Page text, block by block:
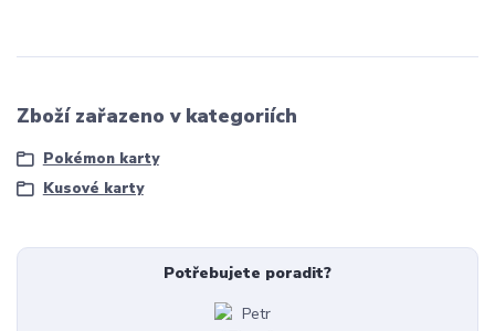
Zboží zařazeno v kategoriích
Pokémon karty
Kusové karty
Potřebujete poradit?